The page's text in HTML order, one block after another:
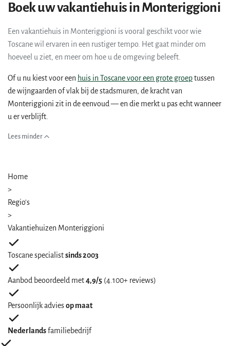
Boek uw vakantiehuis in Monteriggioni
Een vakantiehuis in Monteriggioni is vooral geschikt voor wie
Toscane wil ervaren in een rustiger tempo. Het gaat minder om
hoeveel u ziet, en meer om hoe u de omgeving beleeft.
Of u nu kiest voor een huis in Toscane voor een grote groeptussen
de wijngaarden of vlak bij de stadsmuren, de kracht van
Monteriggioni zit in de eenvoud — en die merkt u pas echt wanneer
u er verblijft.
Lees minder
Home
>
Regio's
>
Vakantiehuizen Monteriggioni
Toscane specialistsinds 2003
Aanbod beoordeeld met4,9/5 (4.100+ reviews)
Persoonlijk adviesop maat
Nederlandsfamiliebedrijf